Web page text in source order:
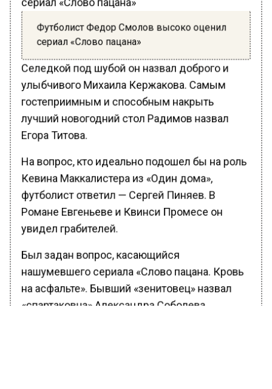
Футболист Федор Смолов высоко оценил
сериал «Слово пацана»
Селедкой под шубой он назвал доброго и
улыбчивого Михаила Кержакова. Самым
гостеприимным и способным накрыть
лучший новогодний стол Радимов назвал
Егора Титова.
На вопрос, кто идеально подошел бы на роль
Кевина Маккалистера из «Один дома»,
футболист ответил — Сергей Пиняев. В
Романе Евгеньеве и Квинси Промесе он
увидел грабителей.
Был задан вопрос, касающийся
нашумевшего сериала «Слово пацана. Кровь
на асфальте». Бывший «зенитовец» назвал
«спартаковца» Александра Соболева